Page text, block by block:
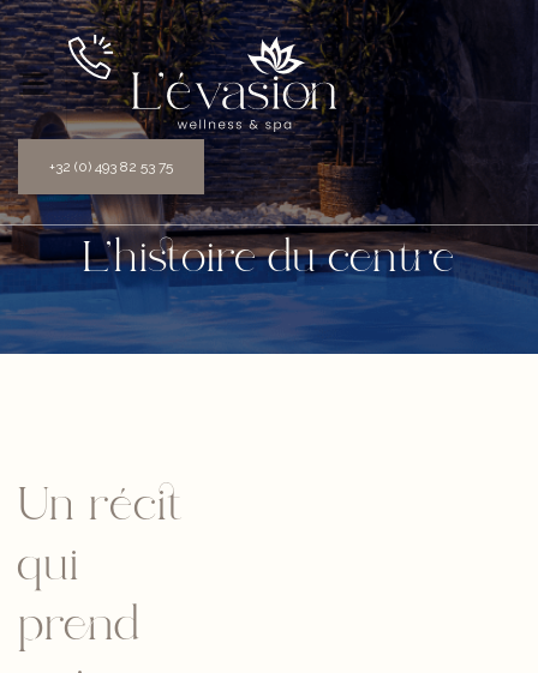
+32 (0) 493 82 53 75
L’histoire du centre
Un récit
qui
prend